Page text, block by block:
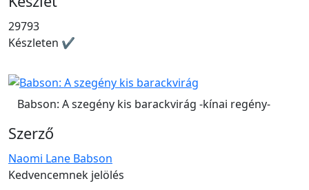
29793
Készleten ✔
Babson: A szegény kis barackvirág -kínai regény-
Szerző
Naomi Lane Babson
Kedvencemnek jelölés